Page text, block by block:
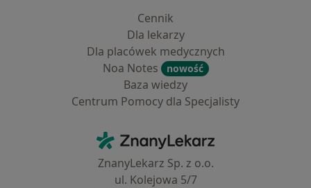
Cennik
Dla lekarzy
Dla placówek medycznych
Noa Notes
nowość
Baza wiedzy
Centrum Pomocy dla Specjalisty
ZnanyLekarz - Strona główna
ZnanyLekarz Sp. z o.o.
ul. Kolejowa 5/7